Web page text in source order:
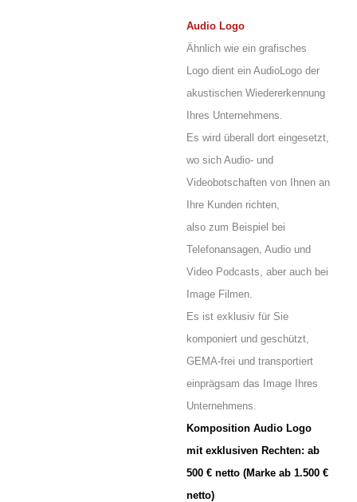
Audio Logo
Ähnlich wie ein grafisches
Logo dient ein AudioLogo der
akustischen Wiedererkennung
Ihres Unternehmens.
Es wird überall dort eingesetzt,
wo sich Audio- und
Videobotschaften von Ihnen an
Ihre Kunden richten,
also zum Beispiel bei
Telefonansagen, Audio und
Video Podcasts, aber auch bei
Image Filmen.
Es ist exklusiv für Sie
komponiert und geschützt,
GEMA-frei und transportiert
einprägsam das Image Ihres
Unternehmens.
Komposition Audio Logo
mit exklusiven Rechten: ab
500 € netto (Marke ab 1.500 €
netto)